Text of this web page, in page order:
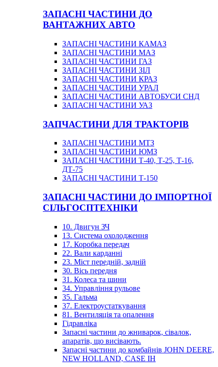
ЗАПАСНІ ЧАСТИНИ ДО
ВАНТАЖНИХ АВТО
ЗАПАСНІ ЧАСТИНИ КАМАЗ
ЗАПАСНІ ЧАСТИНИ МАЗ
ЗАПАСНІ ЧАСТИНИ ГАЗ
ЗАПАСНІ ЧАСТИНИ ЗІЛ
ЗАПАСНІ ЧАСТИНИ КРАЗ
ЗАПАСНІ ЧАСТИНИ УРАЛ
ЗАПАСНІ ЧАСТИНИ АВТОБУСИ СНД
ЗАПАСНІ ЧАСТИНИ УАЗ
ЗАПЧАСТИНИ ДЛЯ ТРАКТОРІВ
ЗАПАСНІ ЧАСТИНИ МТЗ
ЗАПАСНІ ЧАСТИНИ ЮМЗ
ЗАПАСНІ ЧАСТИНИ Т-40, Т-25, Т-16,
ДТ-75
ЗАПАСНІ ЧАСТИНИ Т-150
ЗАПАСНІ ЧАСТИНИ ДО ІМПОРТНОЇ
СІЛЬГОСПТЕХНІКИ
10. Двигун ЗЧ
13. Система охолодження
17. Коробка передач
22. Вали карданні
23. Міст передній, задній
30. Вісь передня
31. Колеса та шини
34. Управління рульове
35. Гальма
37. Електроустаткування
81. Вентиляція та опалення
Гідравліка
Запасні частини до жниварок, сівалок,
апаратів, що висівають.
Запасні частини до комбайнів JOHN DEERE,
NEW HOLLAND, CASE IH